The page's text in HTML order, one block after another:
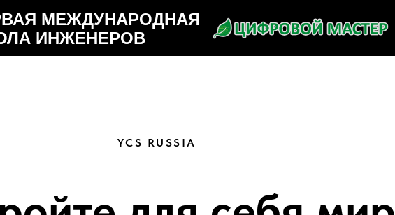
МЕЖДУНАРОДНАЯ
ИНЖЕНЕРОВ
YCS RUSSIA